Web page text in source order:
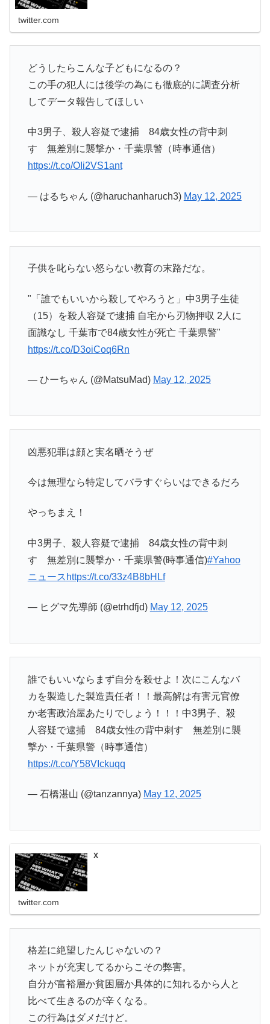
twitter.com
どうしたらこんな子どもになるの？
この手の犯人には後学の為にも徹底的に調査分析
してデータ報告してほしい
中3男子、殺人容疑で逮捕 84歳女性の背中刺
す 無差別に襲撃か・千葉県警（時事通信）
https://t.co/OIi2VS1ant
— はるちゃん (@haruchanharuch3) May 12, 2025
子供を叱らない怒らない教育の末路だな。
"「誰でもいいから殺してやろうと」中3男子生徒
（15）を殺人容疑で逮捕 自宅から刃物押収 2人に
面識なし 千葉市で84歳女性が死亡 千葉県警"
https://t.co/D3oiCoq6Rn
— ひーちゃん (@MatsuMad) May 12, 2025
凶悪犯罪は顔と実名晒そうぜ
今は無理なら特定してバラすぐらいはできるだろ
やっちまえ！
中3男子、殺人容疑で逮捕 84歳女性の背中刺
す 無差別に襲撃か・千葉県警(時事通信)#Yahoo
ニュース https://t.co/33z4B8bHLf
— ヒグマ先導師 (@etrhdfjd) May 12, 2025
誰でもいいならまず自分を殺せよ！次にこんなバ
カを製造した製造責任者！！最高解は有害元官僚
か老害政治屋あたりでしょう！！！中3男子、殺
人容疑で逮捕 84歳女性の背中刺す 無差別に襲
撃か・千葉県警（時事通信）
https://t.co/Y58VIckuqq
— 石橋湛山 (@tanzannya) May 12, 2025
X
twitter.com
格差に絶望したんじゃないの？
ネットが充実してるからこその弊害。
自分が富裕層か貧困層か具体的に知れるから人と
比べて生きるのが辛くなる。
この行為はダメだけど。